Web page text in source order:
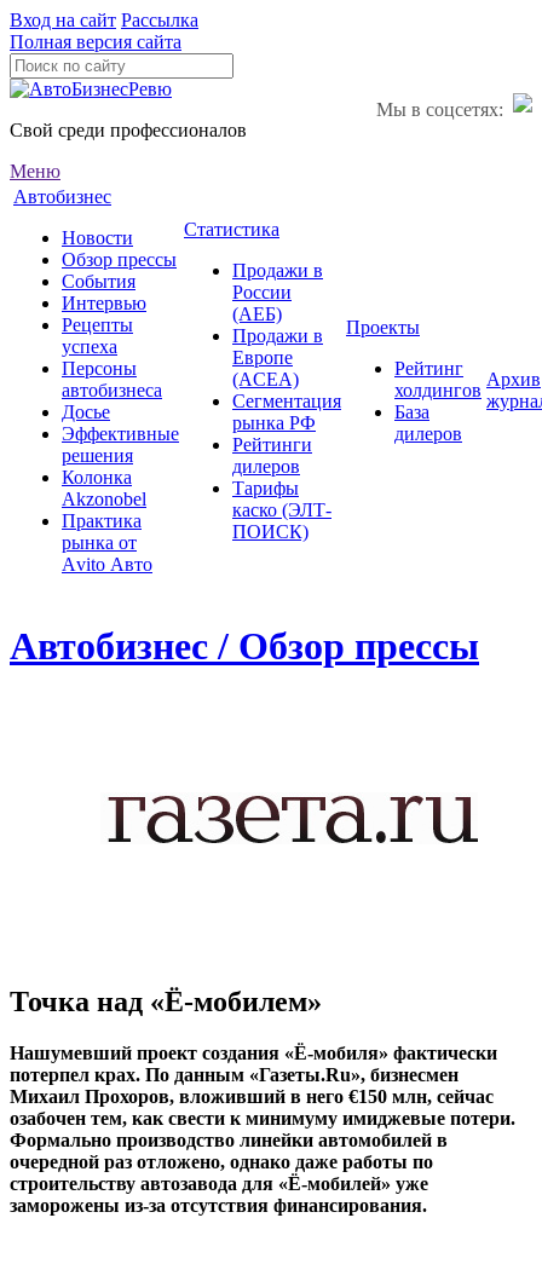
Вход на сайт Рассылка
Полная версия сайта
Мы в соцсетях:
Свой среди профессионалов
Меню
Автобизнес
Новости
Обзор прессы
События
Интервью
Рецепты
успеха
Персоны
автобизнеса
Досье
Эффективные
решения
Колонка
Akzonobel
Практика
рынка от
Аvito Авто
Статистика
Продажи в
России
(АЕБ)
Продажи в
Европе
(ACEA)
Сегментация
рынка РФ
Рейтинги
дилеров
Тарифы
каско (ЭЛТ-
ПОИСК)
Проекты
Рейтинг
холдингов
База
дилеров
Архив
Автобизнес / Обзор прессы
Точка над «Ё-мобилем»
Нашумевший проект создания «Ё-мобиля» фактически
потерпел крах. По данным «Газеты.Ru», бизнесмен
Михаил Прохоров, вложивший в него €150 млн, сейчас
озабочен тем, как свести к минимуму имиджевые потери.
Формально производство линейки автомобилей в
очередной раз отложено, однако даже работы по
строительству автозавода для «Ё-мобилей» уже
заморожены из-за отсутствия финансирования.